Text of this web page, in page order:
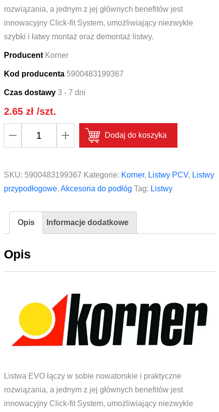
rozwiązania, a jednym z jej głównych benefitów jest
innowacyjny Click-fit System, umożliwiający niezwykle
szybki i łatwy montaż oraz demontaż listwy.
Producent Korner
Kod producenta 5900483199367
Czas dostawy 3 - 7 dni
2.65 zł/szt.
do
Evo
LP70
Dąb
Dodaj do koszyka
SKU: 5900483199367 Kategorie: Korner, Listwy PCV, Listwy
przypodłogowe, Akcesoria do podłóg Tag: Listwy
Opis Informacje dodatkowe
Opis
Listwa EVO łączy w sobie nowatorskie i praktyczne
rozwiązania, a jednym z jej głównych benefitów jest
innowacyjny Click-fit System, umożliwiający niezwykle